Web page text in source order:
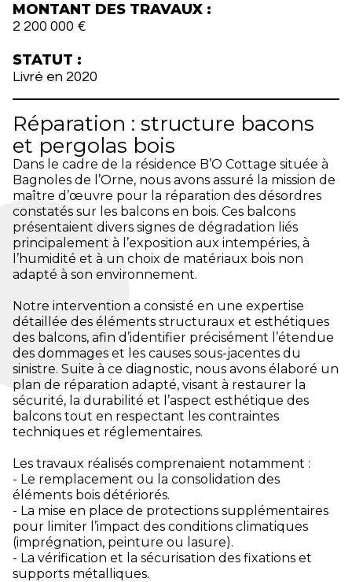
MONTANT DES TRAVAUX :
2 200 000 €
STATUT :
Livré en 2020
Réparation : structure bacons
et pergolas bois
Dans le cadre de la résidence B’O Cottage située à
Bagnoles de l’Orne, nous avons assuré la mission de
maître d’œuvre pour la réparation des désordres
constatés sur les balcons en bois. Ces balcons
présentaient divers signes de dégradation liés
principalement à l’exposition aux intempéries, à
l’humidité et à un choix de matériaux bois non
adapté à son environnement.
Notre intervention a consisté en une expertise
détaillée des éléments structuraux et esthétiques
des balcons, afin d’identifier précisément l’étendue
des dommages et les causes sous-jacentes du
sinistre. Suite à ce diagnostic, nous avons élaboré un
plan de réparation adapté, visant à restaurer la
sécurité, la durabilité et l’aspect esthétique des
balcons tout en respectant les contraintes
techniques et réglementaires.
Les travaux réalisés comprenaient notamment :
- Le remplacement ou la consolidation des
éléments bois détériorés.
- La mise en place de protections supplémentaires
pour limiter l’impact des conditions climatiques
(imprégnation, peinture ou lasure).
- La vérification et la sécurisation des fixations et
supports métalliques.